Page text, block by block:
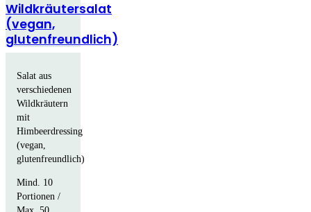
Wildkräutersalat
(vegan,
glutenfreundlich)
Salat aus
verschiedenen
Wildkräutern
mit
Himbeerdressing
(vegan,
glutenfreundlich)
Mind. 10
Portionen /